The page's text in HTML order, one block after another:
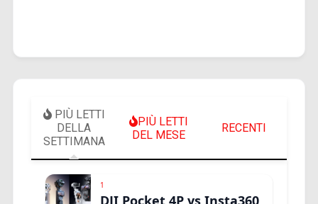
PIÙ LETTI
DELLA
SETTIMANA
PIÙ LETTI
DEL MESE
RECENTI
1
DJI Pocket 4P vs Insta360